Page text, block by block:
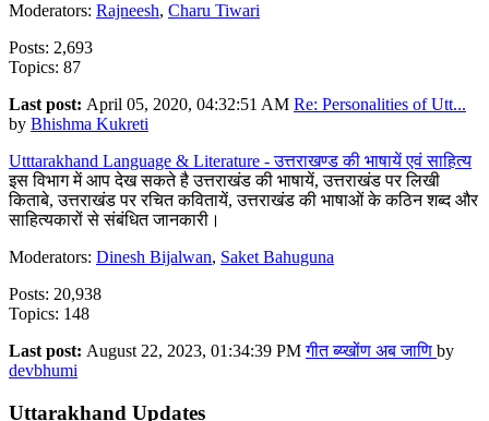
Moderators: Rajneesh, Charu Tiwari
Posts: 2,693
Topics: 87
Last post: April 05, 2020, 04:32:51 AM Re: Personalities of Utt...
by Bhishma Kukreti
Utttarakhand Language & Literature - उत्तराखण्ड की भाषायें एवं साहित्य
इस विभाग में आप देख सकते है उत्तराखंड की भाषायें, उत्तराखंड पर लिखी
किताबे, उत्तराखंड पर रचित कवितायें, उत्तराखंड की भाषाओं के कठिन शब्द और
साहित्यकारों से संबंधित जानकारी।
Moderators: Dinesh Bijalwan, Saket Bahuguna
Posts: 20,938
Topics: 148
Last post: August 22, 2023, 01:34:39 PMगीत ब्य्खोंण अब जाणि by
devbhumi
Uttarakhand Updates